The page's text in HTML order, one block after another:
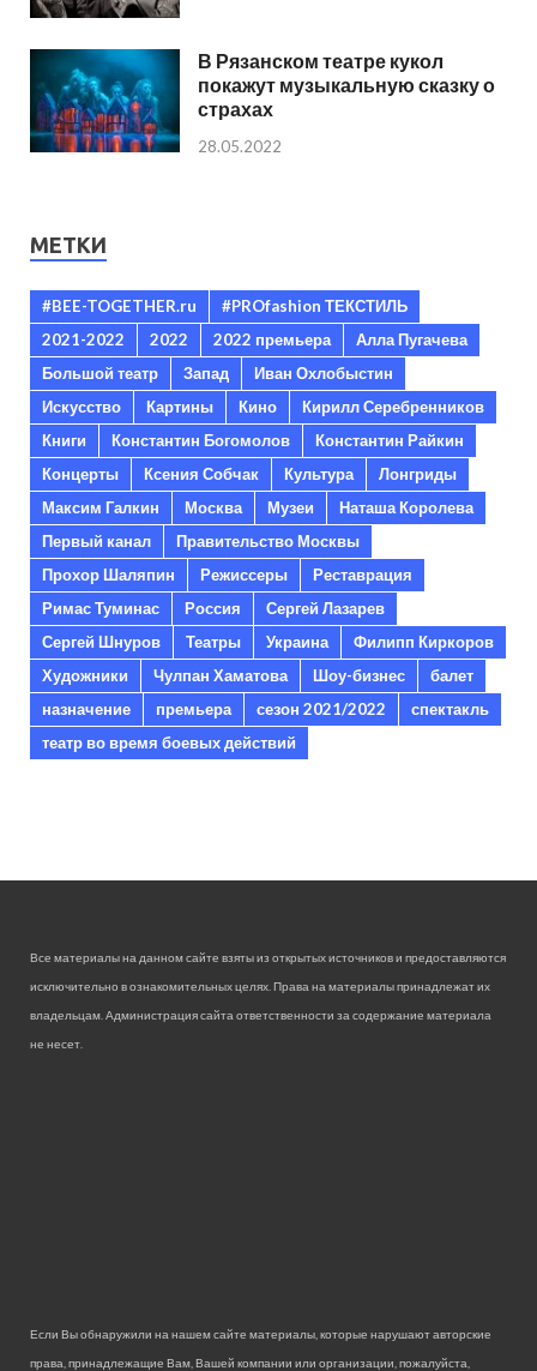
В Рязанском театре кукол
покажут музыкальную сказку о
страхах
28.05.2022
МЕТКИ
#BEE-TOGETHER.ru
#PROfashion ТЕКСТИЛЬ
2021-2022
2022 2022 премьера
Алла Пугачева
Большой театр
Запад
Иван Охлобыстин
Искусство
Картины Кино
Кирилл Серебренников
Книги
Константин Богомолов
Константин Райкин
Концерты
Ксения Собчак Культура
Лонгриды
Максим Галкин
Москва Музеи
Наташа Королева
Первый канал
Правительство Москвы
Прохор Шаляпин
Режиссеры
Реставрация
Римас Туминас
Россия
Сергей Лазарев
Сергей Шнуров
Театры Украина
Филипп Киркоров
Художники
Чулпан Хаматова Шоу-бизнес
балет
назначение
премьера сезон 2021/2022
спектакль
театр во время боевых действий
Все материалы на данном сайте взяты из открытых источников и предоставляются
исключительно в ознакомительных целях. Права на материалы принадлежат их
владельцам. Администрация сайта ответственности за содержание материала
не несет.
Если Вы обнаружили на нашем сайте материалы, которые нарушают авторские
права, принадлежащие Вам, Вашей компании или организации, пожалуйста,